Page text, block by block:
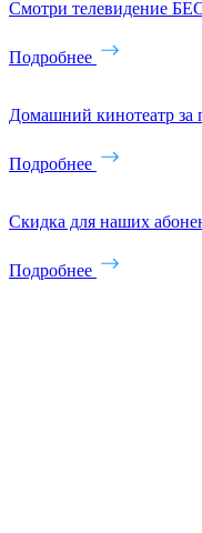
Смотри телевидение
Подробнее
Домашний кинотеатр за
Подробнее
Скидка для наших
Подробнее